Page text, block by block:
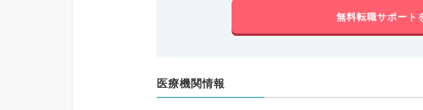
無料転職サポート
医療機関情報